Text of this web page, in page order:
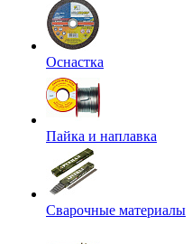
Оснастка
Пайка и наплавка
Сварочные материалы